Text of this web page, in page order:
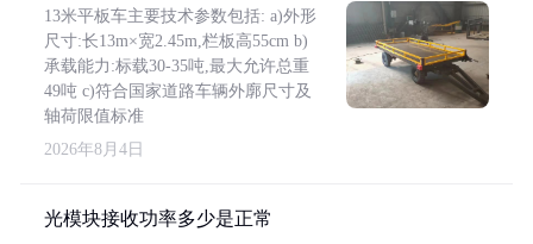
13米平板车主要技术参数包括: a)外形
尺寸:长13m×宽2.45m,栏板高55cm b)
承载能力:标载30-35吨,最大允许总重
49吨 c)符合国家道路车辆外廓尺寸及
轴荷限值标准
2026年8月4日
光模块接收功率多少是正常